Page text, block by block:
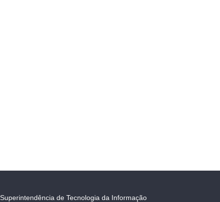
Superintendência de Tecnologia da Informação